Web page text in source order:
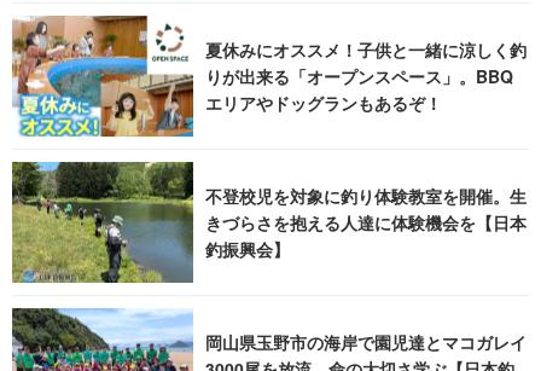
夏休みにオススメ！子供と一緒に涼しく釣
りが出来る「オープンスペース」。BBQ
エリアやドッグランもあるぞ！
不登校児を対象に釣り体験教室を開催。生
きづらさを抱える人達に体験機会を【日本
釣振興会】
岡山県玉野市の海岸で園児達とマコガレイ